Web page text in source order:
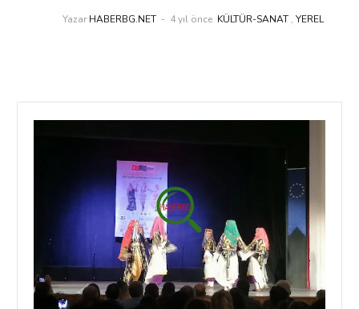
Yazar HABERBG.NET 4 yıl önce KÜLTÜR-SANAT, YEREL